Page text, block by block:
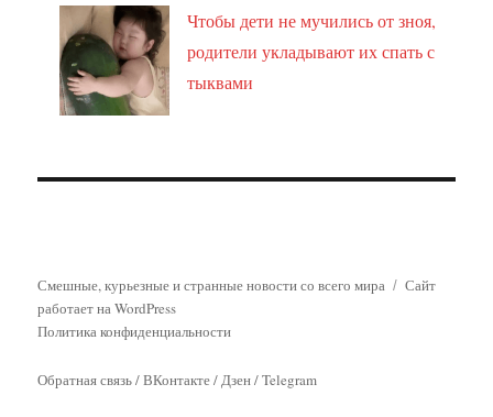
Чтобы дети не мучились от зноя,
родители укладывают их спать с
тыквами
Смешные, курьезные и странные новости со всего мира
Сайт
работает на WordPress
Политика конфиденциальности
Обратная связь/ВКонтакте/Дзен/Telegram